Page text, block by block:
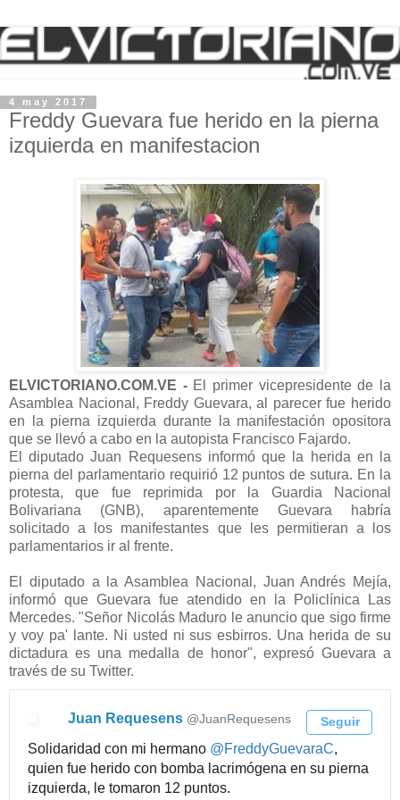
4 may 2017
Freddy Guevara fue herido en la pierna
izquierda en manifestacion
ELVICTORIANO.COM.VE - El primer vicepresidente de la
Asamblea Nacional, Freddy Guevara, al parecer fue herido
en la pierna izquierda durante la manifestación opositora
que se llevó a cabo en la autopista Francisco Fajardo.
El diputado Juan Requesens informó que la herida en la
pierna del parlamentario requirió 12 puntos de sutura. En la
protesta, que fue reprimida por la Guardia Nacional
Bolivariana (GNB), aparentemente Guevara habría
solicitado a los manifestantes que les permitieran a los
parlamentarios ir al frente.
El diputado a la Asamblea Nacional, Juan Andrés Mejía,
informó que Guevara fue atendido en la Policlínica Las
Mercedes."Señor Nicolás Maduro le anuncio que sigo firme
y voy pa' lante. Ni usted ni sus esbirros. Una herida de su
dictadura es una medalla de honor", expresó Guevara a
través de su Twitter.
Seguir
Juan Requesens ✔
@JuanRequesens
Solidaridad con mi hermano @FreddyGuevaraC,
quien fue herido con bomba lacrimógena en su pierna
izquierda, le tomaron 12 puntos.